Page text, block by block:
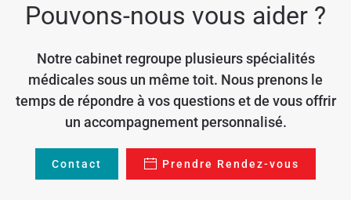
Pouvons-nous vous aider ?
Notre cabinet regroupe plusieurs spécialités
médicales sous un même toit. Nous prenons le
temps de répondre à vos questions et de vous offrir
un accompagnement personnalisé.
Contact Prendre Rendez-vous